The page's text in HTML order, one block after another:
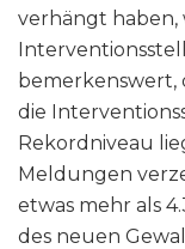
verhängt haben,
bemerkenswert,
die
Rekordniveau
Meldungen
etwas mehr als
des neuen